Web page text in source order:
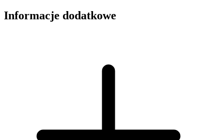
Informacje dodatkowe